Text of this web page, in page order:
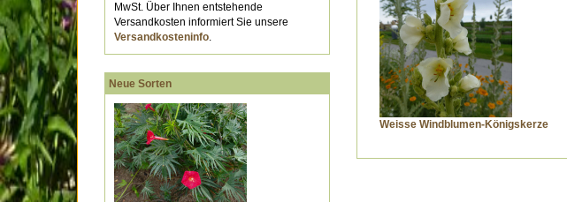
MwSt. Über Ihnen entstehende
Versandkosten informiert Sie unsere
Versandkosteninfo.
Neue Sorten
Weisse Windblumen-Königskerze